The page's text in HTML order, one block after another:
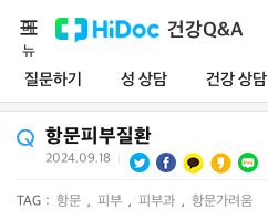
건강Q&A
질문하기 성 상담 건강 상담
메
뉴
항문피부질환
2024.09.18
TAG : 항문 , 피부 , 피부과 , 항문가려움